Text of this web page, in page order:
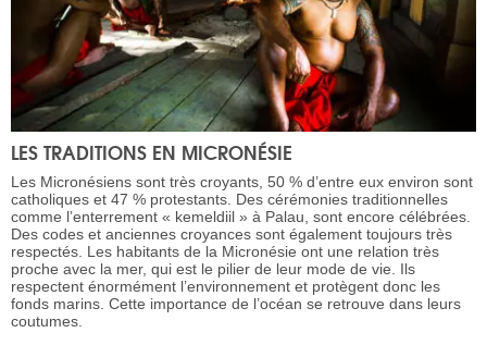
LES TRADITIONS EN MICRONÉSIE
Les Micronésiens sont très croyants, 50 % d’entre eux environ sont
catholiques et 47 % protestants. Des cérémonies traditionnelles
comme l’enterrement « kemeldiil » à Palau, sont encore célébrées.
Des codes et anciennes croyances sont également toujours très
respectés. Les habitants de la Micronésie ont une relation très
proche avec la mer, qui est le pilier de leur mode de vie. Ils
respectent énormément l’environnement et protègent donc les
fonds marins. Cette importance de l’océan se retrouve dans leurs
coutumes.